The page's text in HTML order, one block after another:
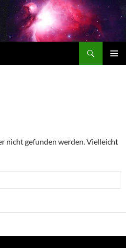
nicht gefunden werden. Vielleicht